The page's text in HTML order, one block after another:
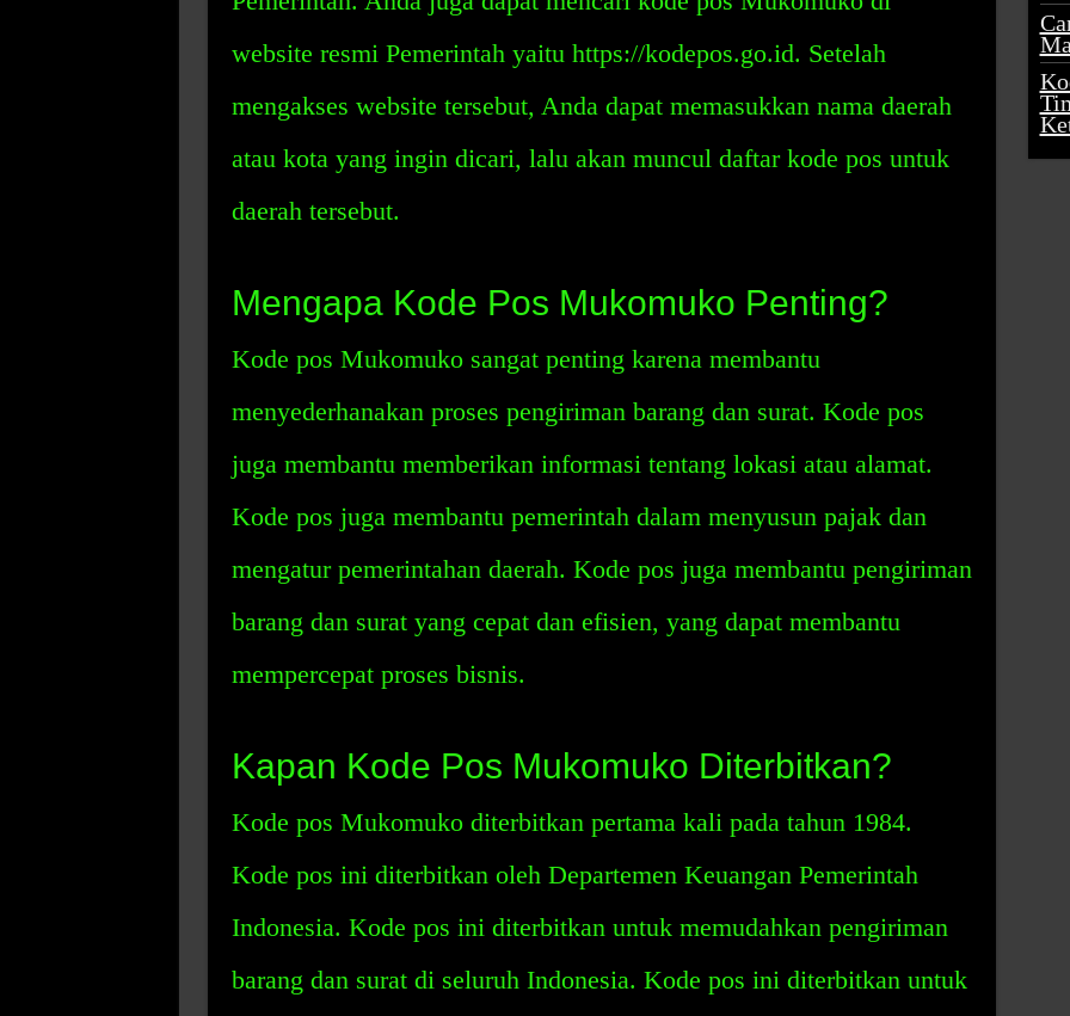
website resmi Pemerintah yaitu https://kodepos.go.id. Setelah
mengakses website tersebut, Anda dapat memasukkan nama daerah
atau kota yang ingin dicari, lalu akan muncul daftar kode pos untuk
daerah tersebut.
Mengapa Kode Pos Mukomuko Penting?
Kode pos Mukomuko sangat penting karena membantu
menyederhanakan proses pengiriman barang dan surat. Kode pos
juga membantu memberikan informasi tentang lokasi atau alamat.
Kode pos juga membantu pemerintah dalam menyusun pajak dan
mengatur pemerintahan daerah. Kode pos juga membantu pengiriman
barang dan surat yang cepat dan efisien, yang dapat membantu
mempercepat proses bisnis.
Kapan Kode Pos Mukomuko Diterbitkan?
Kode pos Mukomuko diterbitkan pertama kali pada tahun 1984.
Kode pos ini diterbitkan oleh Departemen Keuangan Pemerintah
Indonesia. Kode pos ini diterbitkan untuk memudahkan pengiriman
barang dan surat di seluruh Indonesia. Kode pos ini diterbitkan untuk